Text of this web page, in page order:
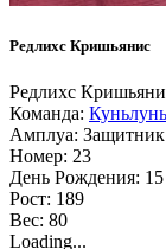
Редлихс Кришьянис
Редлихс
Команда:
Амплуа: Защитник
Номер: 23
День Рождения: 15
Рост: 189
Вес: 80
Loading...